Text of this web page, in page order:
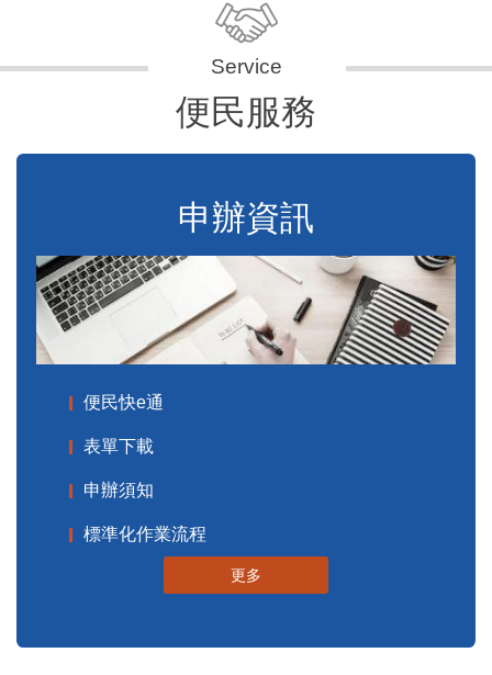
便民服務
申辦資訊
便民快e通
表單下載
申辦須知
標準化作業流程
更多